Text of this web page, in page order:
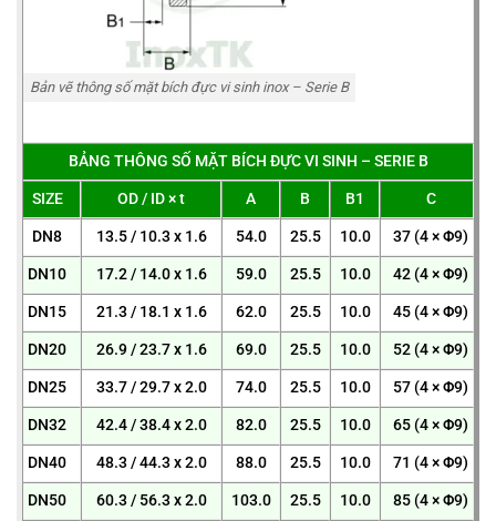
Bản vẽ thông số mặt bích đực vi sinh inox – Serie B
BẢNG THÔNG SỐ MẶT BÍCH ĐỰC VI SINH – SERIE B
SIZE
OD / ID × t A B B1
C
DN8
13.5 / 10.3 x 1.6 54.0 25.5 10.0
37 (4 × Φ9)
DN10
17.2 / 14.0 x 1.6 59.0 25.5 10.0
42 (4 × Φ9)
DN15
21.3 / 18.1 x 1.6 62.0 25.5 10.0
45 (4 × Φ9)
DN20
26.9 / 23.7 x 1.6 69.0 25.5 10.0
52 (4 × Φ9)
DN25
33.7 / 29.7 x 2.0 74.0 25.5 10.0
57 (4 × Φ9)
DN32
42.4 / 38.4 x 2.0 82.0 25.5 10.0
65 (4 × Φ9)
DN40
48.3 / 44.3 x 2.0 88.0 25.5 10.0
71 (4 × Φ9)
DN50
60.3 / 56.3 x 2.0 103.0 25.5 10.0 85 (4 × Φ9)